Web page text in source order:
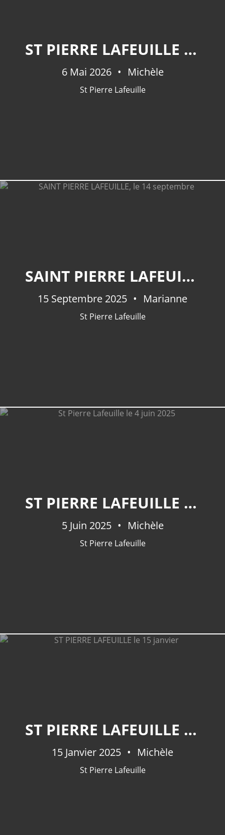
ST PIERRE LAFEUILLE LE 6 MAI 2026
6 Mai 2026 Michèle
St Pierre Lafeuille
SAINT PIERRE LAFEUILLE, LE 14 SEPTEMBRE
15 Septembre 2025 Marianne
St Pierre Lafeuille
ST PIERRE LAFEUILLE LE 4 JUIN 2025
5 Juin 2025 Michèle
St Pierre Lafeuille
ST PIERRE LAFEUILLE LE 15 JANVIER
15 Janvier 2025 Michèle
St Pierre Lafeuille